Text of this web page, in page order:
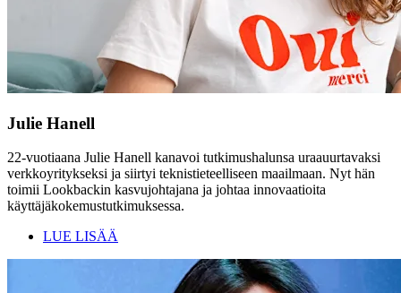
Julie Hanell
22-vuotiaana Julie Hanell kanavoi tutkimushalunsa uraauurtavaksi
verkkoyritykseksi ja siirtyi teknistieteelliseen maailmaan. Nyt hän
toimii Lookbackin kasvujohtajana ja johtaa innovaatioita
käyttäjäkokemustutkimuksessa.
LUE LISÄÄ